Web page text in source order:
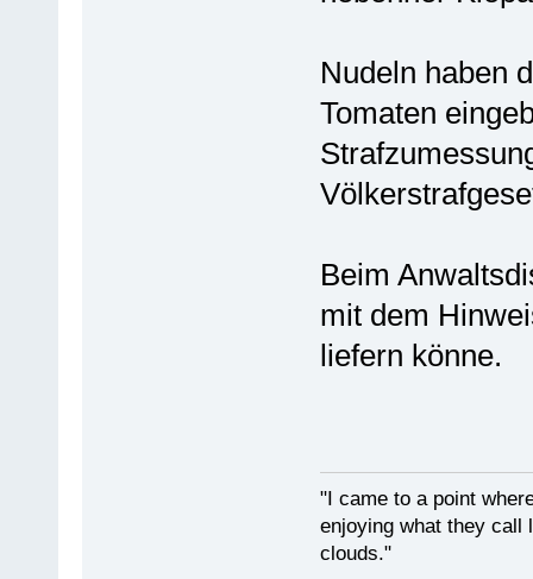
Nudeln haben
Tomaten
Beim
mit dem
liefern könne.
"I came to a point
enjoying what they call
clouds."